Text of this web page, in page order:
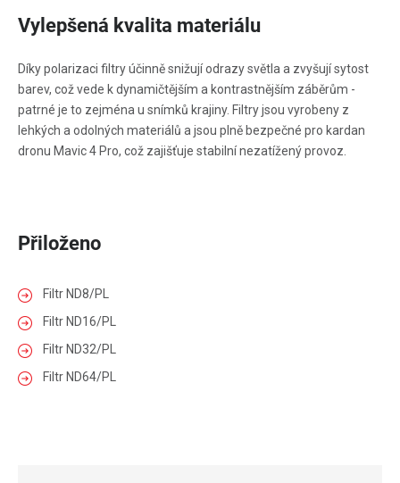
Vylepšená kvalita materiálu
Díky polarizaci filtry účinně snižují odrazy světla a zvyšují sytost
barev, což vede k dynamičtějším a kontrastnějším záběrům -
patrné je to zejména u snímků krajiny. Filtry jsou vyrobeny z
lehkých a odolných materiálů a jsou plně bezpečné pro kardan
dronu Mavic 4 Pro, což zajišťuje stabilní nezatížený provoz.
Přiloženo
Filtr ND8/PL
Filtr ND16/PL
Filtr ND32/PL
Filtr ND64/PL